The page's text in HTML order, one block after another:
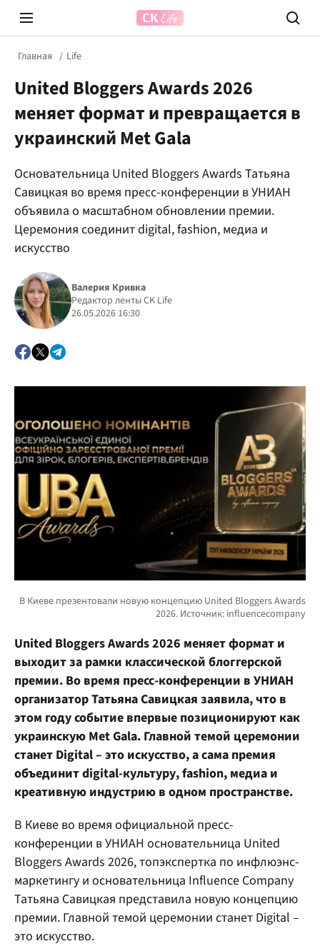
Prosecco Time
Главная Life
United Bloggers Awards 2026
меняет формат и превращается в
украинский Met Gala
Основательница United Bloggers Awards Татьяна
Савицкая во время пресс-конференции в УНИАН
объявила о масштабном обновлении премии.
Церемония соединит digital, fashion, медиа и
искусство
Валерия Кривка
Редактор ленты CK Life
26.05.2026 16:30
United Bloggers Awards 2026 меняет формат и
выходит за рамки классической блоггерской
премии. Во время пресс-конференции в УНИАН
организатор Татьяна Савицкая заявила, что в
этом году событие впервые позиционируют как
украинскую Met Gala. Главной темой церемонии
станет Digital – это искусство, а сама премия
объединит digital-культуру, fashion, медиа и
креативную индустрию в одном пространстве.
В Киеве во время официальной пресс-
конференции в УНИАН основательница United
Bloggers Awards 2026, топэкспертка по инфлюэнс-
маркетингу и основательница Influence Company
Татьяна Савицкая представила новую концепцию
премии. Главной темой церемонии станет Digital –
это искусство.